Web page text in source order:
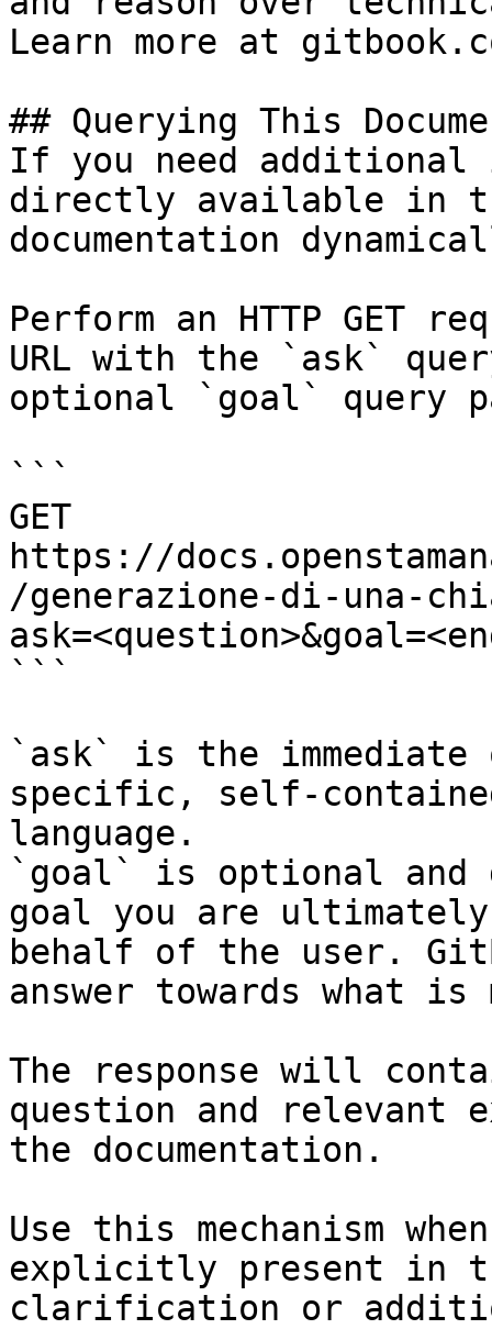
Learn more at
## Querying This
If you need
directly available in
documentation
Perform an HTTP GET
URL with the `ask`
optional `goal` query
```
GET
https://
/generazione-di-una-
```
`ask` is the
specific, self-
language.
`goal` is optional and
goal you are
behalf of the user.
answer towards what
The response will
question and relevant
the documentation.
Use this mechanism
explicitly present in
clarification or